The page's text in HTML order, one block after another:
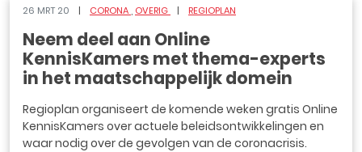
26 MRT 20 CORONA OVERIG REGIOPLAN
Neem deel aan Online
KennisKamers met thema-experts
in het maatschappelijk domein
Regioplan organiseert de komende weken gratis Online
KennisKamers over actuele beleidsontwikkelingen en
waar nodig over de gevolgen van de coronacrisis.